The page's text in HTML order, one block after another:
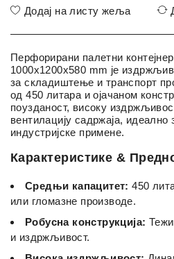
Додај на листу жеља
Перфорирани палетни
1000x1200x580 mm је
за складиштење и транспорт
од 450 литара и ојачаном
поузданост, високу
вентилацију садржаја,
индустријске примене.
Карактеристике &
Средњи капацитет: 450
или гломазне производе.
Робусна конструкција:
и издржљивост.